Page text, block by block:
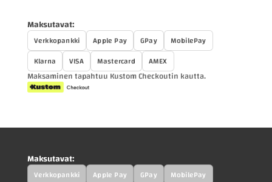
Maksutavat:
Verkkopankki Apple Pay GPay
MobilePay
Klarna
VISA Mastercard AMEX
Maksaminen tapahtuu Kustom Checkoutin kautta.
Maksutavat:
Verkkopankki Apple Pay GPay
MobilePay